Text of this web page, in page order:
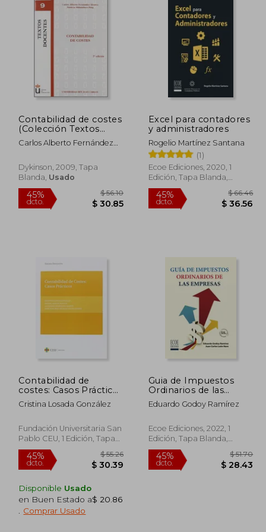
Contabilidad de costes
(Colección Textos
Docentes)
Carlos Alberto Fernández
Dykinson, 2009, Tapa
Blanda, Usado
45%
dcto.
Excel para contadores
y administradores
Rogelio Martínez Santana
(1)
Ecoe Ediciones, 2020, 1
Edición, Tapa Blanda,
Nuevo
45%
dcto.
Contabilidad de
costes: Casos Prácticos
(Textos Docentes)
Cristina Losada González
Fundación Universitaria San
Pablo CEU, 1 Edición, Tapa
Blanda, Nuevo
Disponible Usado
en Buen Estado a$ 20.86
Comprar Usado
Guia de Impuestos
Ordinarios de las
Empresas
Eduardo Godoy Ramírez
Ecoe Ediciones, 2022, 1
Edición, Tapa Blanda,
Nuevo